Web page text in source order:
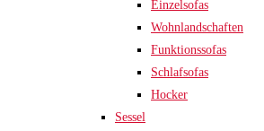
Einzelsofas
Wohnlandschaften
Funktionssofas
Schlafsofas
Hocker
Sessel